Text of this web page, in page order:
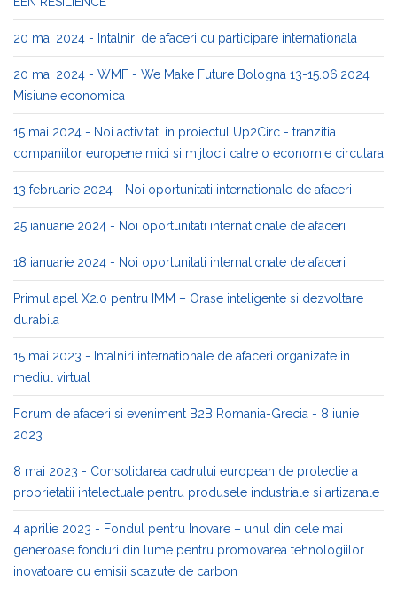
20 mai 2024 - Intalniri de afaceri cu participare internationala
20 mai 2024 - WMF - We Make Future Bologna 13-15.06.2024
Misiune economica
15 mai 2024 - Noi activitati in proiectul Up2Circ - tranzitia
companiilor europene mici si mijlocii catre o economie circulara
13 februarie 2024 - Noi oportunitati internationale de afaceri
25 ianuarie 2024 - Noi oportunitati internationale de afaceri
18 ianuarie 2024 - Noi oportunitati internationale de afaceri
Primul apel X2.0 pentru IMM – Orase inteligente si dezvoltare
durabila
15 mai 2023 - Intalniri internationale de afaceri organizate in
mediul virtual
Forum de afaceri si eveniment B2B Romania-Grecia - 8 iunie
2023
8 mai 2023 - Consolidarea cadrului european de protectie a
proprietatii intelectuale pentru produsele industriale si artizanale
4 aprilie 2023 - Fondul pentru Inovare – unul din cele mai
generoase fonduri din lume pentru promovarea tehnologiilor
inovatoare cu emisii scazute de carbon